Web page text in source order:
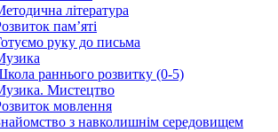
література
пам’яті
руку до письма
раннього розвитку (0-5)
Мистецтво
мовлення
з навколишнім середовищем